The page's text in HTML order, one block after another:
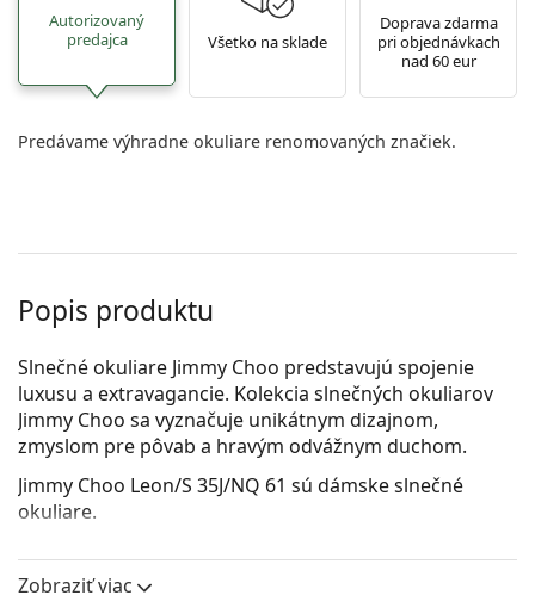
Autorizovaný
predajca
Všetko na sklade
Doprava zdarma
pri objednávkach
nad 60 eur
Predávame výhradne okuliare renomovaných značiek.
Popis produktu
Slnečné okuliare Jimmy Choo predstavujú spojenie
luxusu a extravagancie. Kolekcia slnečných okuliarov
Jimmy Choo sa vyznačuje unikátnym dizajnom,
zmyslom pre pôvab a hravým odvážnym duchom.
Jimmy Choo Leon/S 35J/NQ 61 sú dámske slnečné
okuliare.
Zobraziť viac